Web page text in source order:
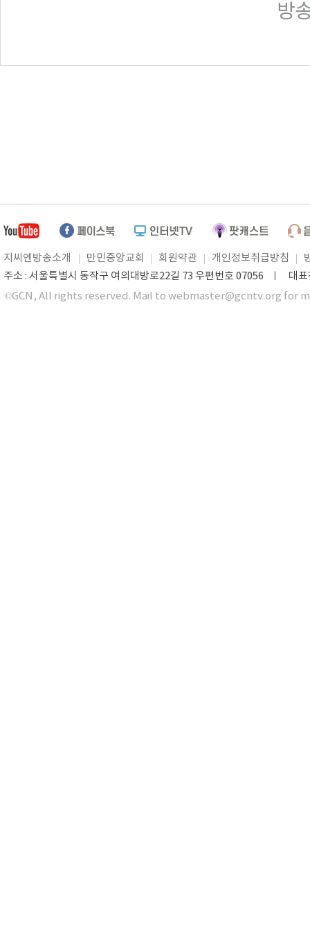
방
지씨엔방송소개 만민중앙교회 회원약관 개인정보취급방침
주소 : 서울특별시 동작구 여의대방로22길 73 우편번호 07056 ㅣ 대
©GCN, All rights reserved. Mail to webmaster@gcntv.org for